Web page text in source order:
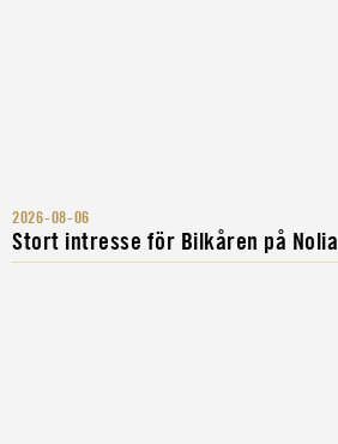
2026-08-06
Stort intresse för Bilkåren på Nolia